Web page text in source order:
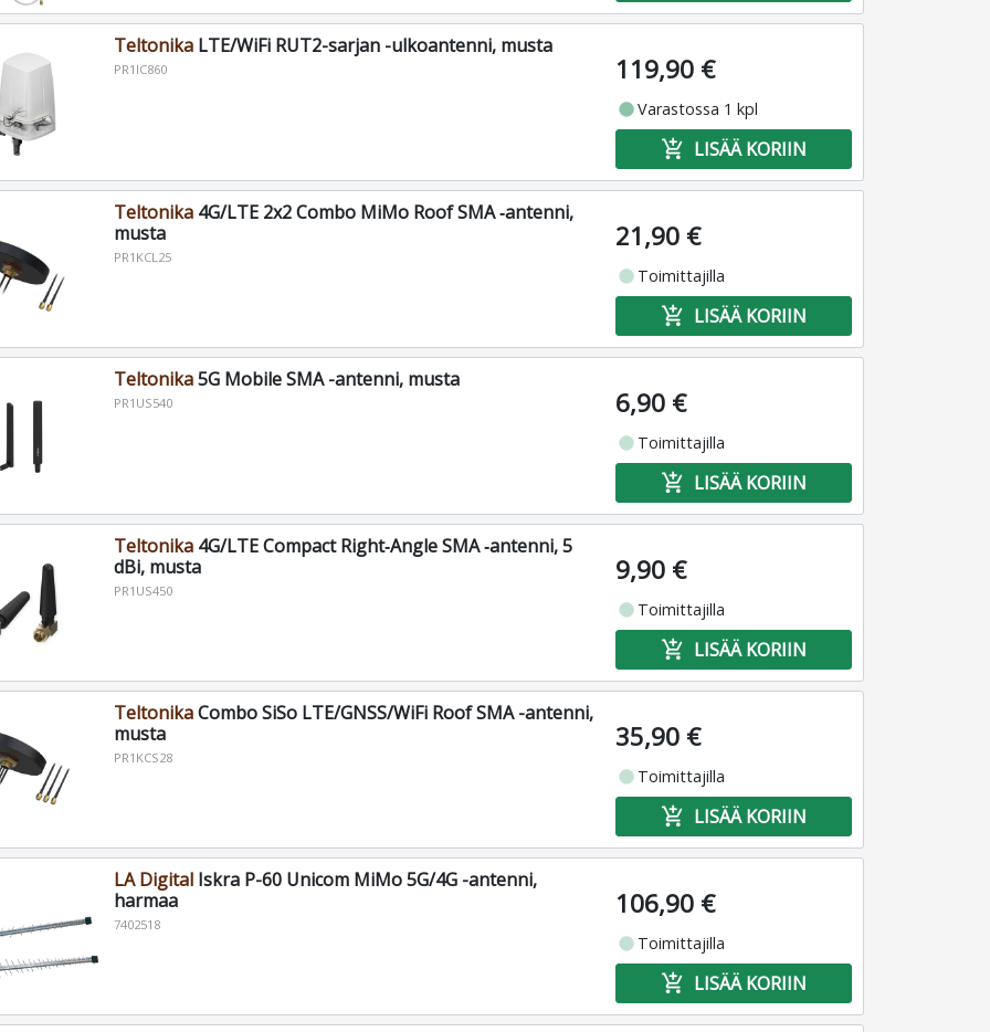
TeltonikaLTE/WiFi RUT2-sarjan -ulkoantenni, musta
PR1IC860 119,90 €
fiber_manual_recordVarastossa 1 kpl
add_shopping_cart LISÄÄ KORIIN
Teltonika4G/LTE 2x2 Combo MiMo Roof SMA ‑antenni,
musta
PR1KCL25
21,90 €
fiber_manual_record Toimittajilla
add_shopping_cart LISÄÄ KORIIN
Teltonika5G Mobile SMA -antenni, musta
PR1US540 6,90 €
fiber_manual_record Toimittajilla
add_shopping_cart LISÄÄ KORIIN
Teltonika4G/LTE Compact Right‑Angle SMA ‑antenni, 5
dBi, musta
PR1US450
9,90 €
fiber_manual_record Toimittajilla
add_shopping_cart LISÄÄ KORIIN
TeltonikaCombo SiSo LTE/GNSS/WiFi Roof SMA -antenni,
musta
PR1KCS28
35,90 €
fiber_manual_record Toimittajilla
add_shopping_cart LISÄÄ KORIIN
LA DigitalIskra P-60 Unicom MiMo 5G/4G -antenni,
harmaa
7402518
106,90 €
fiber_manual_record Toimittajilla
add_shopping_cart LISÄÄ KORIIN